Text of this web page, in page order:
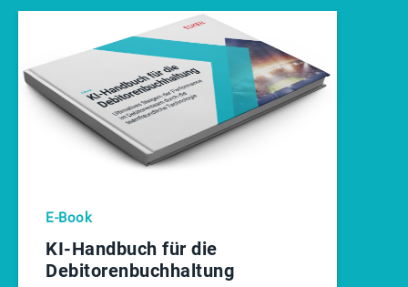
E-Book
KI-Handbuch für die
Debitorenbuchhaltung